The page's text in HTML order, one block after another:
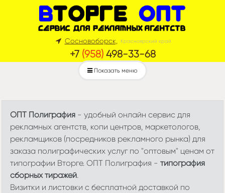
Сосновоборск, Красноярский край
+7 (958)498-33-68
Показать меню
ОПТ Полиграфия - удобный онлайн сервис для
рекламных агентств, копи центров, маркетологов,
рекламщиков (посредников рекламного рынка) для
заказа полиграфических услуг по "оптовым" ценам от
типографии Вторге. ОПТ Полиграфия - типография
сборных тиражей.
Визитки и листовки с бесплатной доставкой по